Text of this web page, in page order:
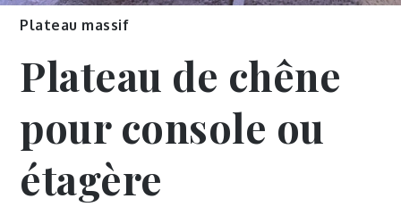
Plateau massif
Plateau de chêne
pour console ou
étagère